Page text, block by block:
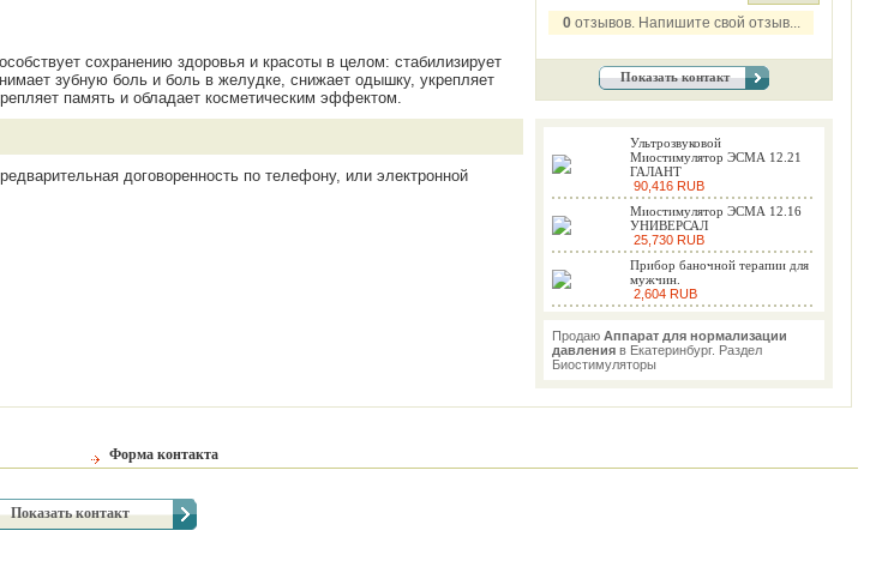
сохранению здоровья и красоты в целом: стабилизирует
зубную боль и боль в желудке, снижает одышку, укрепляет
память и обладает косметическим эффектом.
договоренность по телефону, или электронной
0отзывов. Напишите свой отзыв...
Показать контакт
Ультрозвуковой
Миостимулятор ЭСМА 12.21
ГАЛАНТ
90,416 RUB
Миостимулятор ЭСМА 12.16
УНИВЕРСАЛ
25,730 RUB
Прибор баночной терапии для
мужчин.
2,604 RUB
Продаю Аппарат для нормализации
давления в Екатеринбург. Раздел
Биостимуляторы
Форма контакта
Показать контакт